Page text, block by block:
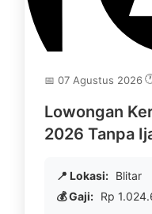
📅 07 Agustus 2026
Lowongan
2026 Tanpa
📍 Lokasi: Blitar
💰 Gaji: Rp